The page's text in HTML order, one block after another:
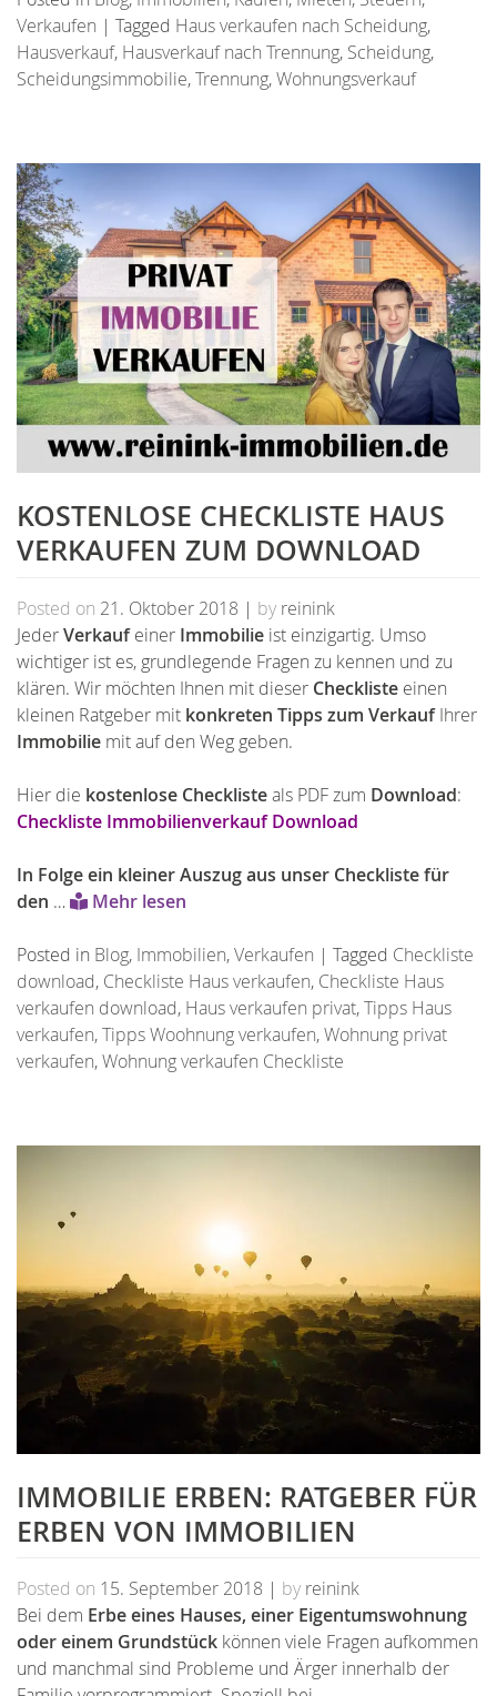
Verkaufen | Tagged Haus verkaufen nach Scheidung,
Hausverkauf, Hausverkauf nach Trennung, Scheidung,
Scheidungsimmobilie,Trennung,Wohnungsverkauf
KOSTENLOSE CHECKLISTE HAUS
VERKAUFEN ZUM DOWNLOAD
Posted on 21. Oktober 2018 | by reinink
JederVerkaufeiner Immobilie ist einzigartig. Umso
wichtiger ist es, grundlegende Fragen zu kennen und zu
klären. Wir möchten Ihnen mit dieser Checkliste einen
kleinen Ratgeber mit konkreten Tipps zum VerkaufIhrer
Immobilie mit auf den Weg geben.
Hier die kostenlose Checklisteals PDF zum Download:
Checkliste Immobilienverkauf Download
In Folge ein kleiner Auszug aus unser Checkliste für
den … Mehr lesen
Posted in Blog, Immobilien,Verkaufen | Tagged Checkliste
download, Checkliste Haus verkaufen, Checkliste Haus
verkaufen download, Haus verkaufen privat,Tipps Haus
verkaufen,Tipps Woohnung verkaufen,Wohnung privat
verkaufen,Wohnung verkaufen Checkliste
IMMOBILIE ERBEN: RATGEBER FÜR
ERBEN VON IMMOBILIEN
Posted on 15. September 2018 | by reinink
Bei dem Erbe eines Hauses, einer Eigentumswohnung
oder einem Grundstück können viele Fragen aufkommen
und manchmal sind Probleme und Ärger innerhalb der